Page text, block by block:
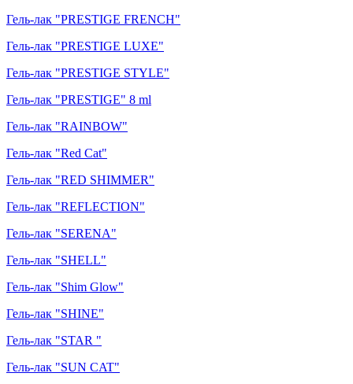
Гель-лак "PRESTIGE FRENCH"
Гель-лак "PRESTIGE LUXE"
Гель-лак "PRESTIGE STYLE"
Гель-лак "PRESTIGE" 8 ml
Гель-лак "RAINBOW"
Гель-лак "Red Cat"
Гель-лак "RED SHIMMER"
Гель-лак "REFLECTION"
Гель-лак "SERENA"
Гель-лак "SHELL"
Гель-лак "Shim Glow"
Гель-лак "SHINE"
Гель-лак "STAR "
Гель-лак "SUN CAT"